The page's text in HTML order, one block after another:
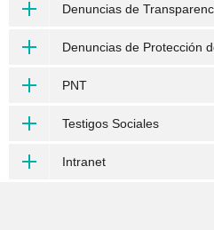
Denuncias de
Denuncias de Protección
PNT
Testigos Sociales
Intranet